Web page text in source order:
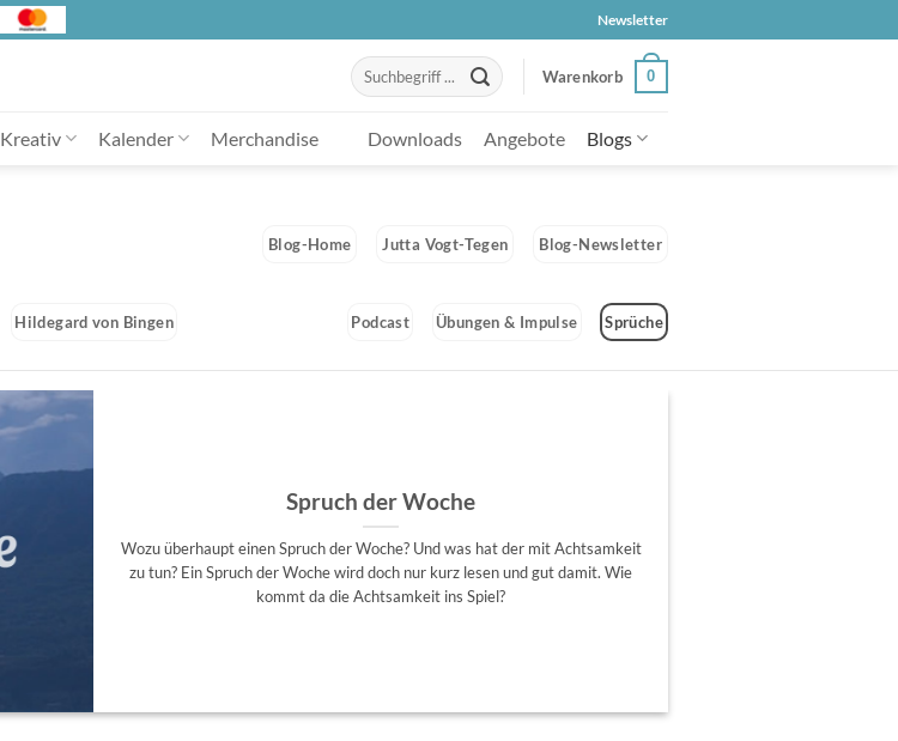
Newsletter
Suche
nach:
Warenkorb 0
Kreativ Kalender Merchandise Downloads Angebote Blogs
Blog-Home Jutta Vogt-Tegen Blog-Newsletter
Hildegard von Bingen Podcast Übungen & Impulse Sprüche
Spruch der Woche
Wozu überhaupt einen Spruch der Woche? Und was hat der mit Achtsamkeit
zu tun? Ein Spruch der Woche wird doch nur kurz lesen und gut damit. Wie
kommt da die Achtsamkeit ins Spiel?